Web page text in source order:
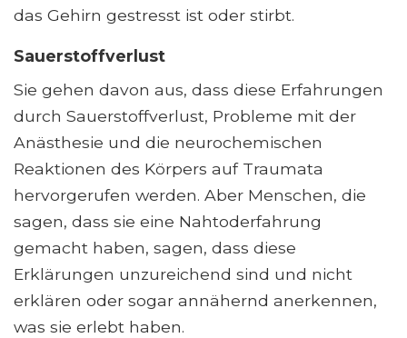
das Gehirn gestresst ist oder stirbt.
Sauerstoffverlust
Sie gehen davon aus, dass diese Erfahrungen
durch Sauerstoffverlust, Probleme mit der
Anästhesie und die neurochemischen
Reaktionen des Körpers auf Traumata
hervorgerufen werden. Aber Menschen, die
sagen, dass sie eine Nahtoderfahrung
gemacht haben, sagen, dass diese
Erklärungen unzureichend sind und nicht
erklären oder sogar annähernd anerkennen,
was sie erlebt haben.